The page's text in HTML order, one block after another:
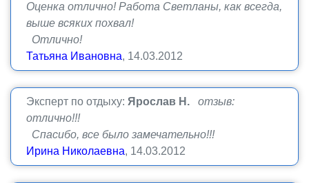
Оценка отлично! Работа Светланы, как всегда,
выше всяких похвал!
Отлично!
Татьяна Ивановна, 14.03.2012
Эксперт по отдыху: Ярослав Н.
отзыв:
отлично!!!
Спасибо, все было замечательно!!!
Ирина Николаевна, 14.03.2012